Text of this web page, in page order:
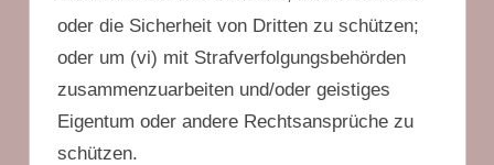
oder die Sicherheit von Dritten zu schützen;
oder um (vi) mit Strafverfolgungsbehörden
zusammenzuarbeiten und/oder geistiges
Eigentum oder andere Rechtsansprüche zu
schützen.